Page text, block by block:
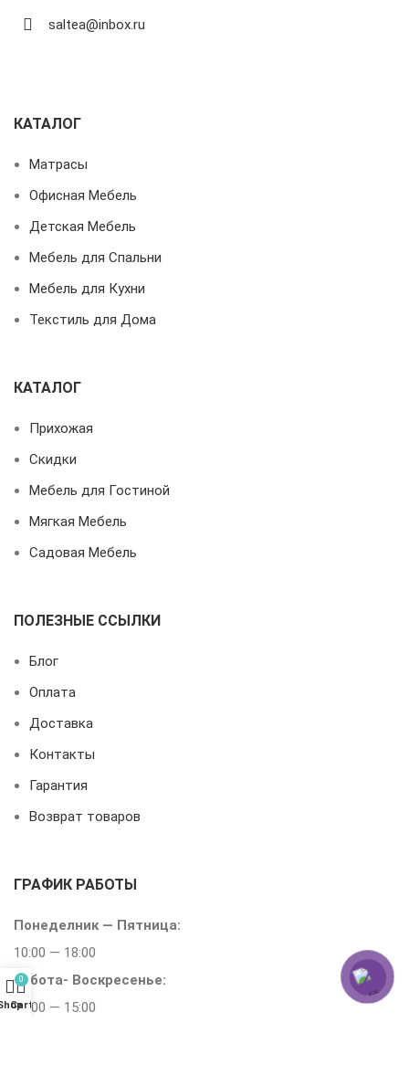
saltea@inbox.ru
КАТАЛОГ
Матрасы
Офисная Мебель
Детская Мебель
Мебель для Спальни
Мебель для Кухни
Текстиль для Дома
КАТАЛОГ
Прихожая
Скидки
Мебель для Гостиной
Мягкая Мебель
Садовая Мебель
ПОЛЕЗНЫЕ ССЫЛКИ
Блог
Оплата
Доставка
Контакты
Гарантия
Возврат товаров
ГРАФИК РАБОТЫ
Понеделник — Пятница:
10:00 — 18:00
Субота- Воскресенье:
10:00 — 15:00
0
Cart